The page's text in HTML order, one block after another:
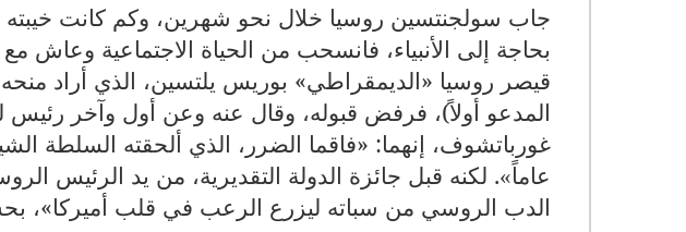
جاب سولجنتسين روسيا خلال نحو شهرين، وكم كانت
بحاجة إلى الأنبياء، فانسحب من الحياة الاجتماعية وعاش
قيصر روسيا «الديمقراطي» بوريس يلتسين، الذي أراد
المدعو أولاً)، فرفض قبوله، وقال عنه وعن أول وآخر رئيس
غورباتشوف، إنهما: «فاقما الضرر، الذي ألحقته السلطة
عاماً«. لكنه قبل جائزة الدولة التقديرية، من يد الرئيس
الدب الروسي من سباته ليزرع الرعب في قلب أميركا»،